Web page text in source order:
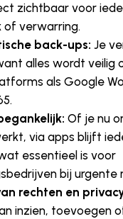
zichtbaar voor
of verwarring.
back-ups: Je
alles wordt veilig
als Google
Of je nu
via apps blijft
essentieel is voor
bij urgente
rechten en
inzien, toevoegen